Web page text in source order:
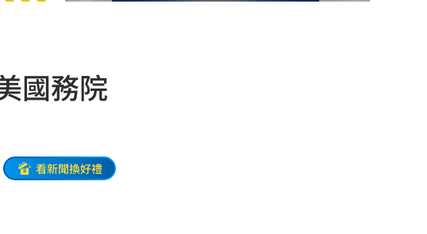
國務院
看新聞換好禮